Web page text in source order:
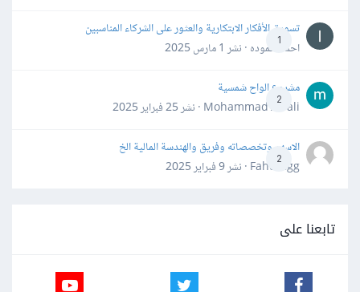
1
تسويق الأفكار الابتكارية والعثور على الشركاء المناسبين
احمد حموده · نشر 1 مارس 2025
2
مشروع الواح شمسية
Mohammad Awali · نشر
25 فبراير 2025
2
الاسهم وتخصصاته وفريق والهندسة المالية الخ
Fahd Ggg · نشر
9 فبراير 2025
تابعنا على